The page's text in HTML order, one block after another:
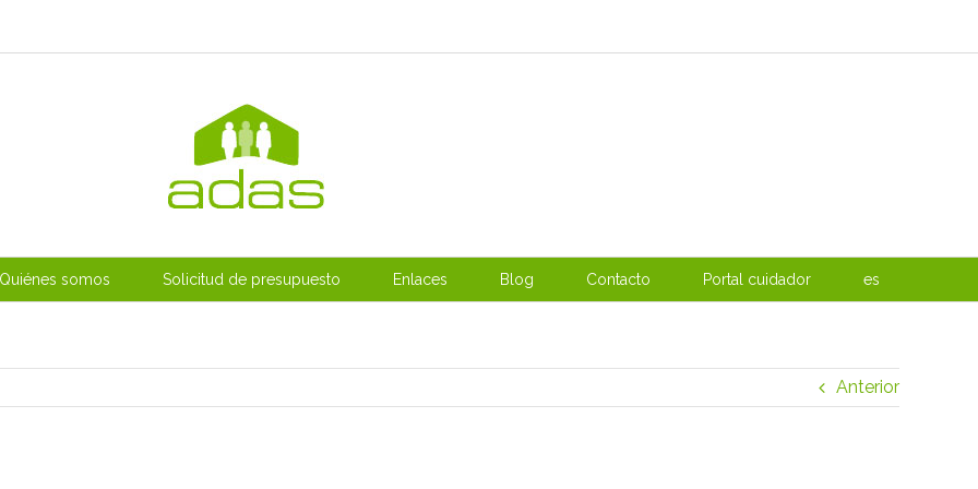
Quiénes somos Solicitud de presupuesto Enlaces Blog Contacto Portal cuidador es
Anterior